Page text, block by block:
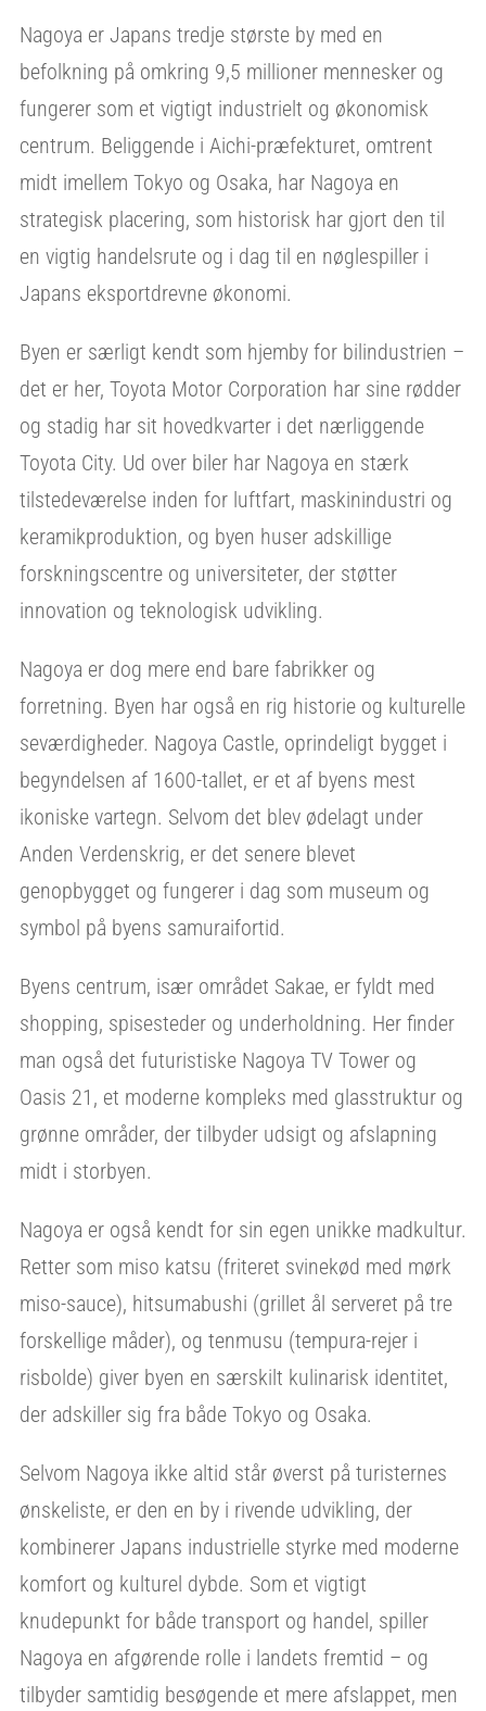
Nagoya er Japans tredje største by med en
befolkning på omkring 9,5 millioner mennesker og
fungerer som et vigtigt industrielt og økonomisk
centrum. Beliggende i Aichi-præfekturet, omtrent
midt imellem Tokyo og Osaka, har Nagoya en
strategisk placering, som historisk har gjort den til
en vigtig handelsrute og i dag til en nøglespiller i
Japans eksportdrevne økonomi.
Byen er særligt kendt som hjemby for bilindustrien –
det er her, Toyota Motor Corporation har sine rødder
og stadig har sit hovedkvarter i det nærliggende
Toyota City. Ud over biler har Nagoya en stærk
tilstedeværelse inden for luftfart, maskinindustri og
keramikproduktion, og byen huser adskillige
forskningscentre og universiteter, der støtter
innovation og teknologisk udvikling.
Nagoya er dog mere end bare fabrikker og
forretning. Byen har også en rig historie og kulturelle
seværdigheder. Nagoya Castle, oprindeligt bygget i
begyndelsen af 1600-tallet, er et af byens mest
ikoniske vartegn. Selvom det blev ødelagt under
Anden Verdenskrig, er det senere blevet
genopbygget og fungerer i dag som museum og
symbol på byens samuraifortid.
Byens centrum, især området Sakae, er fyldt med
shopping, spisesteder og underholdning. Her finder
man også det futuristiske Nagoya TV Tower og
Oasis 21, et moderne kompleks med glasstruktur og
grønne områder, der tilbyder udsigt og afslapning
midt i storbyen.
Nagoya er også kendt for sin egen unikke madkultur.
Retter som miso katsu (friteret svinekød med mørk
miso-sauce), hitsumabushi (grillet ål serveret på tre
forskellige måder), og tenmusu (tempura-rejer i
risbolde) giver byen en særskilt kulinarisk identitet,
der adskiller sig fra både Tokyo og Osaka.
Selvom Nagoya ikke altid står øverst på turisternes
ønskeliste, er den en by i rivende udvikling, der
kombinerer Japans industrielle styrke med moderne
komfort og kulturel dybde. Som et vigtigt
knudepunkt for både transport og handel, spiller
Nagoya en afgørende rolle i landets fremtid – og
tilbyder samtidig besøgende et mere afslappet, men